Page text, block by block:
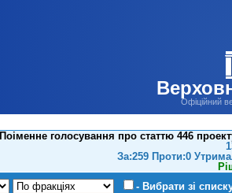
Офіційний
Поіменне голосування про статтю 446
За:259 Проти:0
- Вибрати зі